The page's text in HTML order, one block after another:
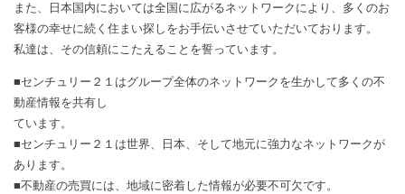
また、日本国内においては全国に広がるネットワークにより、多くのお
客様の幸せに続く住まい探しをお手伝いさせていただいております。
私達は、その信頼にこたえることを誓っています。
■センチュリー２１はグループ全体のネットワークを生かして多くの不
動産情報を共有し
ています。
■センチュリー２１は世界、日本、そして地元に強力なネットワークが
あります。
■不動産の売買には、地域に密着した情報が必要不可欠です。